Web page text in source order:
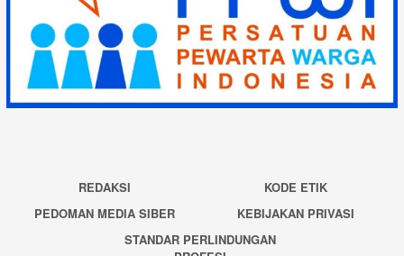
REDAKSI
KODE ETIK
PEDOMAN MEDIA SIBER
KEBIJAKAN PRIVASI
STANDAR PERLINDUNGAN